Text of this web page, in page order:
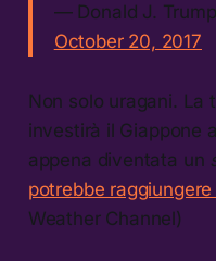
— Donald J.
October 20, 2017
Non solo uragani. La
investirà il Giappone
appena diventata un
potrebbe
Weather Channel)